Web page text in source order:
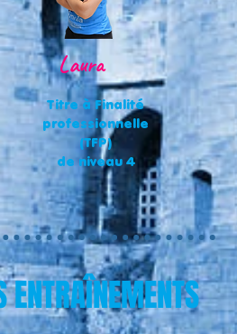
Laura
Titre à Finalité
professionnelle
(TFP)
de niveau 4
ENTRAÎNEMENTS